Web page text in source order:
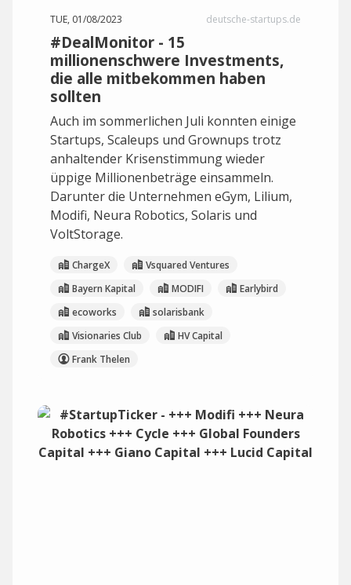
TUE, 01/08/2023 deutsche-startups.de
#DealMonitor - 15
millionenschwere Investments,
die alle mitbekommen haben
sollten
Auch im sommerlichen Juli konnten einige
Startups, Scaleups und Grownups trotz
anhaltender Krisenstimmung wieder
üppige Millionenbeträge einsammeln.
Darunter die Unternehmen eGym, Lilium,
Modifi, Neura Robotics, Solaris und
VoltStorage.
ChargeX
Vsquared Ventures
Bayern Kapital
MODIFI
Earlybird
ecoworks
solarisbank
Visionaries Club
HV Capital
Frank Thelen